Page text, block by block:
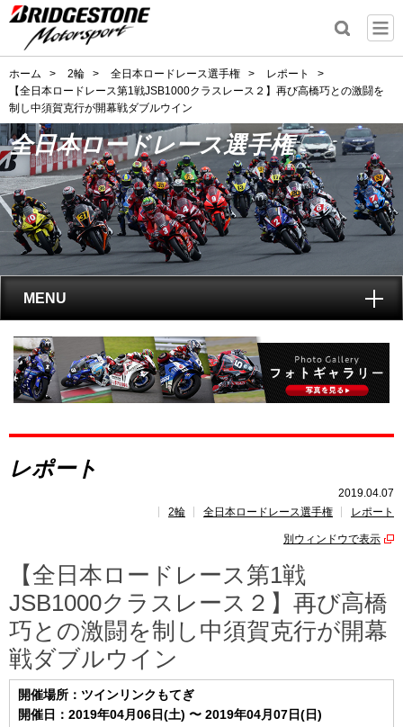
ホーム > 2輪 > 全日本ロードレース選手権 > レポート
>
【全日本ロードレース第1戦JSB1000クラスレース２】再び高橋巧との激闘を
制し中須賀克行が開幕戦ダブルウイン
全日本ロードレース選手権
MENU
トップ
全日本ロードレース選手権とは?
レポート
速報
ポイントランキング
レポート
2019.04.07
2輪
全日本ロードレース選手権 レポート
別ウィンドウで表示
【全日本ロードレース第1戦
JSB1000クラスレース２】再び高橋
巧との激闘を制し中須賀克行が開幕
戦ダブルウイン
開催場所：ツインリンクもてぎ
開催日：2019年04月06日(土) 〜 2019年04月07日(日)